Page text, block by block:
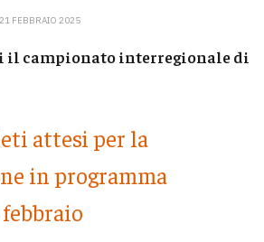
21 FEBBRAIO 2025
il campionato interregionale di
attesi per la
in programma